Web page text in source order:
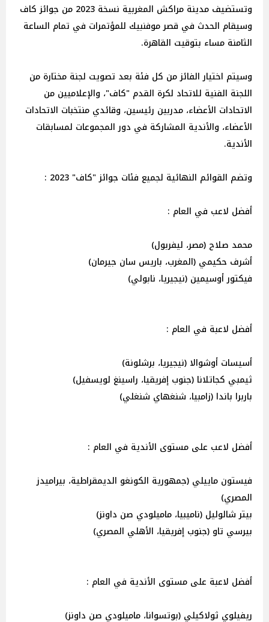
وتستضيف مدينة مراكش المغربية نسخة 2023 من جوائز كاف
وسيقام الحدث في قصر موفنبيك للمؤتمرات في تمام الساعة
الثامنة مساء بتوقيت القاهرة.
وسيتم اختيار الفائز من كل فئة بعد تصويت لجنة مختارة من
اللجنة الفنية للاتحاد لكرة القدم "كاف"، والإعلاميين من
الاتحادات الأعضاء، مدربين رئيسين، وقائدي منتخبات الاتحادات
الأعضاء، والأندية المشاركة في دور المجموعات لمسابقات
الأندية.
وتضم القوائم النهائية لجميع فئات جوائز "كاف" 2023 :
أفضل لاعب في العام :
محمد صلاح (مصر، ليفربول)
أشرف حكيمي (المغرب، باريس سان جيرمان)
فيكتور أوسيمين (نيجيريا، نابولي)
أفضل لاعبة في العام :
أسيسات أوشوالا (نيجيريا، برشلونة)
ثيمبي كجاتلانا (جنوب إفريقيا، راسينغ لويسفيل)
باربرا باندا (زامبيا، شنغهاي شنغلي)
أفضل لاعب على مستوى الأندية في العام :
فيستون ماييلي (جمهورية الكونغو الديمقراطية، بيراميدز
المصري)
بيتر شالوليل (ناميبيا، ماميلودي صن داونز)
بيرسي تاو (جنوب إفريقيا، الأهلي المصري)
أفضل لاعبة على مستوى الأندية في العام :
ريفيلوي ثولاكيلي (بوتسوانا، ماميلودي صن داونز)